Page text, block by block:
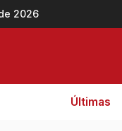
2026
Últimas